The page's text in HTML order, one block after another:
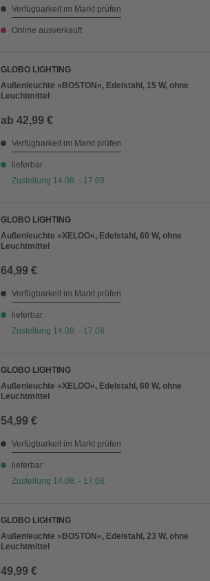
Verfügbarkeit im Markt prüfen
Online ausverkauft
GLOBO LIGHTING
Außenleuchte »BOSTON«, Edelstahl, 15 W, ohne
Leuchtmittel
ab 42,99 €
Verfügbarkeit im Markt prüfen
lieferbar
Zustellung 14.08. - 17.08.
GLOBO LIGHTING
Außenleuchte »XELOO«, Edelstahl, 60 W, ohne
Leuchtmittel
64,99 €
Verfügbarkeit im Markt prüfen
lieferbar
Zustellung 14.08. - 17.08.
GLOBO LIGHTING
Außenleuchte »XELOO«, Edelstahl, 60 W, ohne
Leuchtmittel
54,99 €
Verfügbarkeit im Markt prüfen
lieferbar
Zustellung 14.08. - 17.08.
GLOBO LIGHTING
Außenleuchte »BOSTON«, Edelstahl, 23 W, ohne
Leuchtmittel
49,99 €